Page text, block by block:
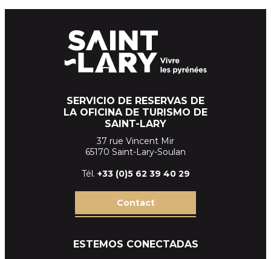
SERVICIO DE RESERVAS DE
LA OFICINA DE TURISMO DE
SAINT-LARY
37 rue Vincent Mir
65170 Saint-Lary-Soulan
Tél. +33 (0)5 62 39 40 29
Contact
ESTEMOS CONECTADAS